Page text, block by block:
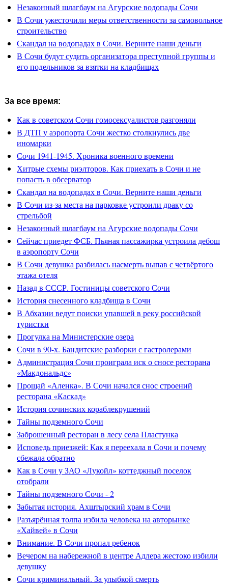
Незаконный шлагбаум на Агурские водопады Сочи
В Сочи ужесточили меры ответственности за самовольное
строительство
Скандал на водопадах в Сочи. Верните наши деньги
В Сочи будут судить организатора преступной группы и
его подельников за взятки на кладбищах
За все время:
Как в советском Сочи гомосексуалистов разгоняли
В ДТП у аэропорта Сочи жестко столкнулись две
иномарки
Сочи 1941-1945. Хроника военного времени
Хитрые схемы риэлторов. Как приехать в Сочи и не
попасть в обсерватор
Скандал на водопадах в Сочи. Верните наши деньги
В Сочи из-за места на парковке устроили драку со
стрельбой
Незаконный шлагбаум на Агурские водопады Сочи
Сейчас приедет ФСБ. Пьяная пассажирка устроила дебош
в аэропорту Сочи
В Сочи девушка разбилась насмерть выпав с четвёртого
этажа отеля
Назад в СССР. Гостиницы советского Сочи
История снесенного кладбища в Сочи
В Абхазии ведут поиски упавшей в реку российской
туристки
Прогулка на Министерские озера
Сочи в 90-х. Бандитские разборки с гастролерами
Администрация Сочи проиграла иск о сносе ресторана
«Макдональдс»
Прощай «Аленка». В Сочи начался снос строений
ресторана «Каскад»
История сочинских кораблекрушений
Тайны подземного Сочи
Заброшенный ресторан в лесу села Пластунка
Исповедь приезжей: Как я переехала в Сочи и почему
сбежала обратно
Как в Сочи у ЗАО «Лукойл» коттеджный поселок
отобрали
Тайны подземного Сочи - 2
Забытая история. Ахштырский храм в Сочи
Разъярённая толпа избила человека на авторынке
«Хайвей» в Сочи
Внимание. В Сочи пропал ребенок
Вечером на набережной в центре Адлера жестоко избили
девушку
Сочи криминальный. За улыбкой смерть